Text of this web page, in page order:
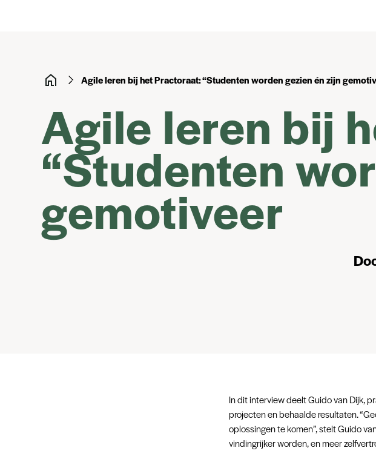
Agile leren bij het Practoraat: “Studenten worden gezien én zijn
Agile leren bij
“Studenten
gemotiveer
In dit interview deelt Guido van Dijk,
projecten en behaalde resultaten.
oplossingen te komen”, stelt Guido
vindingrijker worden, en meer